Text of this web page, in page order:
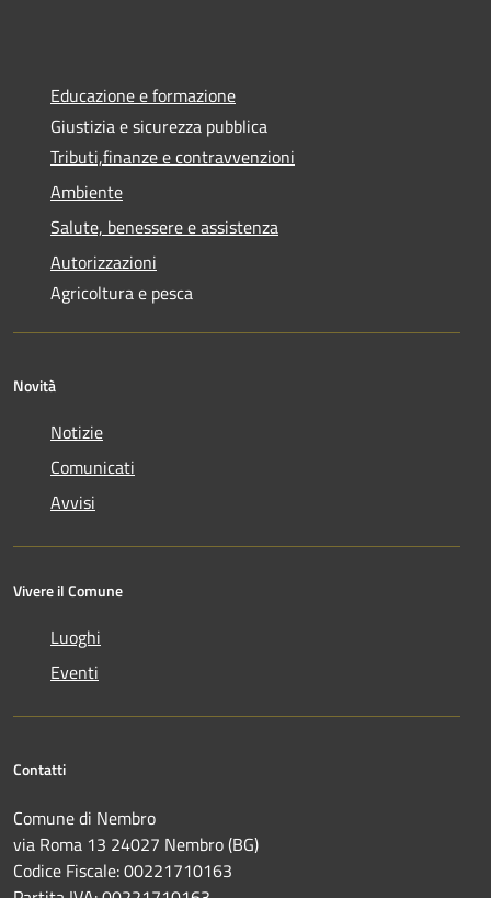
Educazione e formazione
Giustizia e sicurezza pubblica
Tributi,finanze e contravvenzioni
Ambiente
Salute, benessere e assistenza
Autorizzazioni
Agricoltura e pesca
Novità
Notizie
Comunicati
Avvisi
Vivere il Comune
Luoghi
Eventi
Contatti
Comune di Nembro
via Roma 13 24027 Nembro (BG)
Codice Fiscale: 00221710163